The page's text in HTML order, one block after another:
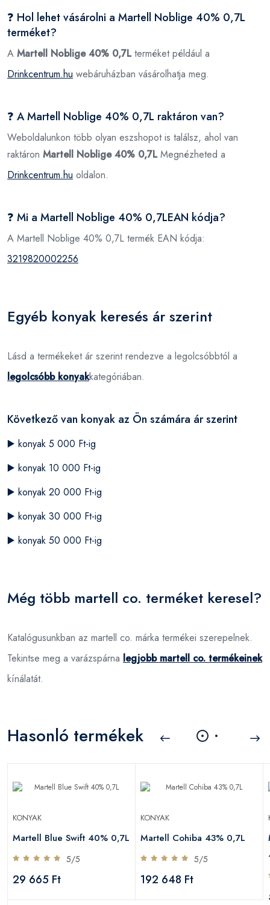
❓ Hol lehet vásárolni a Martell Noblige 40% 0,7L
terméket?
A Martell Noblige 40% 0,7Lterméket például a
Drinkcentrum.hu webáruházban vásárolhatja meg.
❓ A Martell Noblige 40% 0,7L raktáron van?
Weboldalunkon több olyan eszshopot is találsz, ahol van
raktáron Martell Noblige 40% 0,7LMegnézheted a
Drinkcentrum.hu oldalon.
❓ Mi a Martell Noblige 40% 0,7LEAN kódja?
A Martell Noblige 40% 0,7L termék EAN kódja:
3219820002256
Egyéb konyak keresés ár szerint
Lásd a termékeket ár szerint rendezve a legolcsóbbtól a
legolcsóbb konyakkategóriában.
Következő van konyak az Ön számára ár szerint
▶️ konyak 5 000 Ft-ig
▶️ konyak 10 000 Ft-ig
▶️ konyak 20 000 Ft-ig
▶️ konyak 30 000 Ft-ig
▶️ konyak 50 000 Ft-ig
Még több martell co. terméket keresel?
Katalógusunkban az martell co. márka termékei szerepelnek.
Tekintse meg a varázspárna legjobb martell co. termékeinek
kínálatát.
Hasonló termékek
KONYAK
Martell Blue Swift 40% 0,7L
5/5
29 665 Ft
KONYAK
Martell Cohiba 43% 0,7L
5/5
192 648 Ft